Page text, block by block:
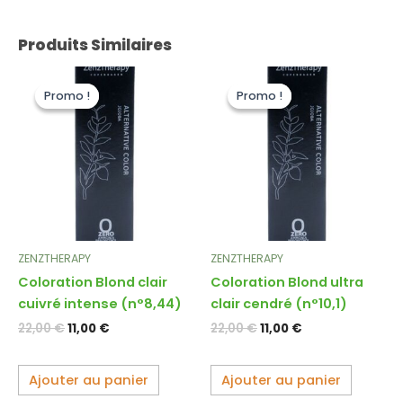
Produits Similaires
Promo !
Promo !
ZENZTHERAPY
Coloration Blond clair
cuivré intense (n°8,44)
22,00€
prix
initial
était :
22,00 €.
11,00 €
Le
actuel
est :
11,00 €.
Ajouter au panier
Promo !
Promo !
ZENZTHERAPY
Coloration Blond ultra
clair cendré (n°10,1)
22,00€
prix
initial
était :
22,00 €.
11,00 €
Le
actuel
est :
11,00 €.
Ajouter au panier